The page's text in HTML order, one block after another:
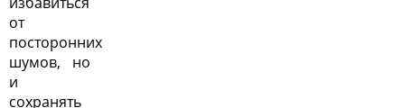
от
посторонних
шумов, но
и
сохранять